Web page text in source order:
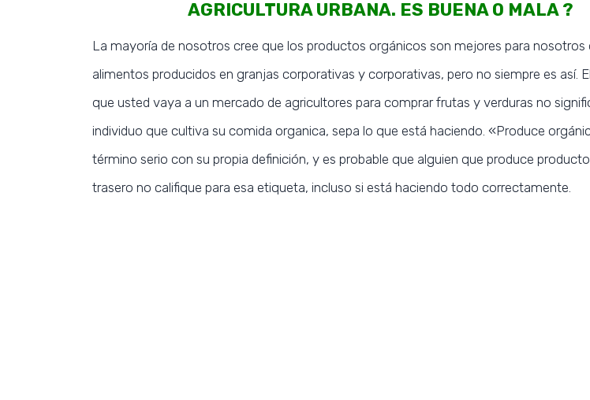
AGRICULTURA URBANA. ES BUENA O MALA ?
La mayoría de nosotros cree que los productos orgánicos son mejores para nosotros
alimentos producidos en granjas corporativas y corporativas, pero no siempre es así.
que usted vaya a un mercado de agricultores para comprar frutas y verduras no
individuo que cultiva su comida organica, sepa lo que está haciendo. «Produce
término serio con su propia definición, y es probable que alguien que produce
trasero no califique para esa etiqueta, incluso si está haciendo todo correctamente.
SUBSCRIBE